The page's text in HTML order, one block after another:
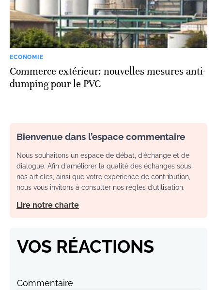
ECONOMIE
Commerce extérieur: nouvelles mesures anti-
dumping pour le PVC
Bienvenue dans l’espace commentaire
Nous souhaitons un espace de débat, d’échange et de
dialogue. Afin d'améliorer la qualité des échanges sous
nos articles, ainsi que votre expérience de contribution,
nous vous invitons à consulter nos règles d’utilisation.
Lire notre charte
VOS RÉACTIONS
Commentaire